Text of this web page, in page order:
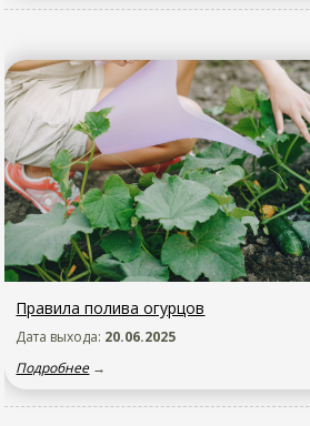
Правила полива огурцов
Дата выхода: 20.06.2025
Подробнее→